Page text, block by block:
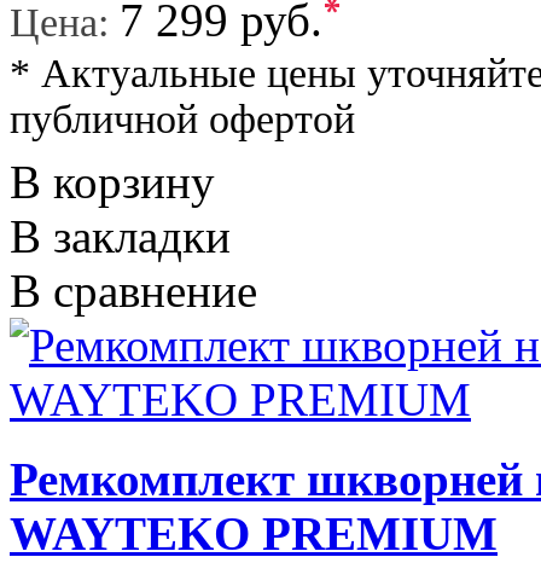
Цена: 7 299 руб.*
* Актуальные цены
публичной офертой
В корзину
В закладки
В сравнение
Ремкомплект шкворней
WAYTEKO PREMIUM